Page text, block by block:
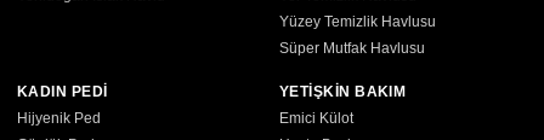
Yüzey Temizlik Havlusu
Süper Mutfak Havlusu
KADIN PEDİ
Hijyenik Ped
YETİŞKİN BAKIM
Emici Külot